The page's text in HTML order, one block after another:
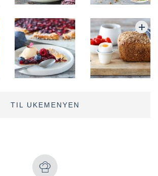
TIL UKEMENYEN